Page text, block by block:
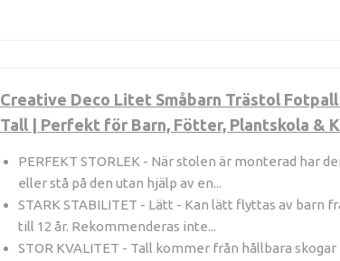
Creative Deco Litet Småbarn Trästol Fotpall
Tall | Perfekt för Barn, Fötter, Plantskola &
PERFEKT STORLEK - När stolen är monterad har
eller stå på den utan hjälp av en...
STARK STABILITET - Lätt - Kan lätt flyttas av barn
till 12 år. Rekommenderas inte...
STOR KVALITET - Tall kommer från hållbara